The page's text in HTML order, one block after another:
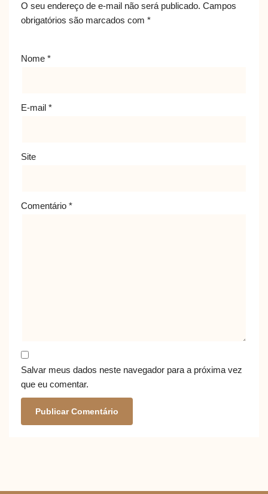
O seu endereço de e-mail não será publicado. Campos
obrigatórios são marcados com *
Nome *
E-mail *
Site
Comentário *
Salvar meus dados neste navegador para a próxima vez
que eu comentar.